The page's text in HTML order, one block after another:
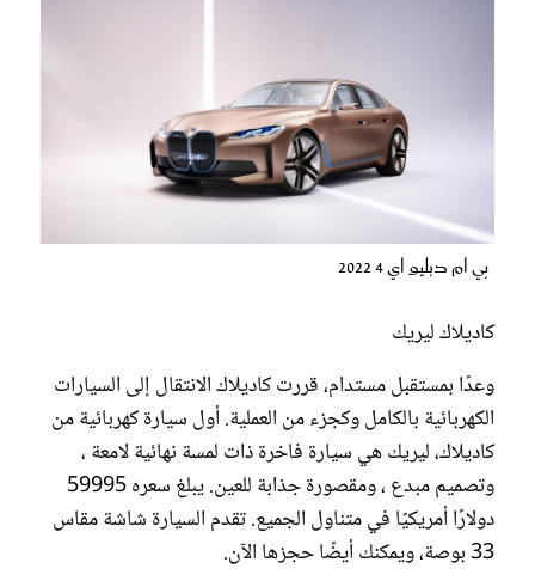
بي ام دبليو اي 4 2022
كاديلاك ليريك
وعدًا بمستقبل مستدام، قررت كاديلاك الانتقال إلى السيارات
الكهربائية بالكامل وكجزء من العملية. أول سيارة كهربائية من
كاديلاك، ليريك هي سيارة فاخرة ذات لمسة نهائية لامعة ،
وتصميم مبدع ، ومقصورة جذابة للعين. يبلغ سعره 59995
دولارًا أمريكيًا في متناول الجميع. تقدم السيارة شاشة مقاس
33 بوصة، ويمكنك أيضًا حجزها الآن.